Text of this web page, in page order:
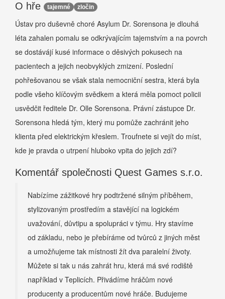
O hře tajemné zločin
Ústav pro duševně choré Asylum Dr. Sorensona je dlouhá
léta zahalen pomalu se odkrývajícím tajemstvím a na povrch
se dostávájí kusé informace o děsivých pokusech na
pacientech a jejich neobvyklých zmizení. Poslední
pohřešovanou se však stala nemocniční sestra, která byla
podle všeho klíčovým svědkem a která měla pomoct policii
usvědčit ředitele Dr. Olle Sorensona. Právní zástupce Dr.
Sorensona hledá tým, který mu pomůže zachránit jeho
klienta před elektrickým křeslem. Troufnete si vejít do míst,
kde je pravda o utrpení hluboko vpita do jejich zdí?
Komentář společnosti Quest Games s.r.o.
Nabízíme zážitkové hry podtržené silným příběhem,
stylizovaným prostředím a stavějící na logickém
uvažování, důvtipu a spolupráci v týmu. Hry stavíme
od základu, nebo je přebíráme od tvůrců z jiných měst
a umožňujeme tak místnosti žít dva paralelní životy.
Můžete si tak u nás zahrát hru, která má své rodiště
například v Teplicích. Přivádíme hráčům nové
producenty a producentům nové hráče. Budujeme